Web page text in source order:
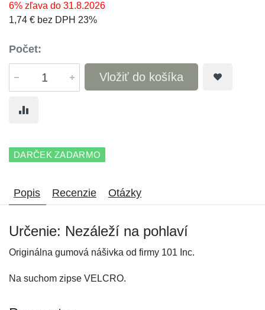
6% zľava do 31.8.2026
1,74 € bez DPH 23%
Počet:
Vložiť do košíka
DARČEK ZADARMO
Popis Recenzie Otázky
Určenie: Nezáleží na pohlaví
Originálna gumová nášivka od firmy 101 Inc.
Na suchom zipse VELCRO.